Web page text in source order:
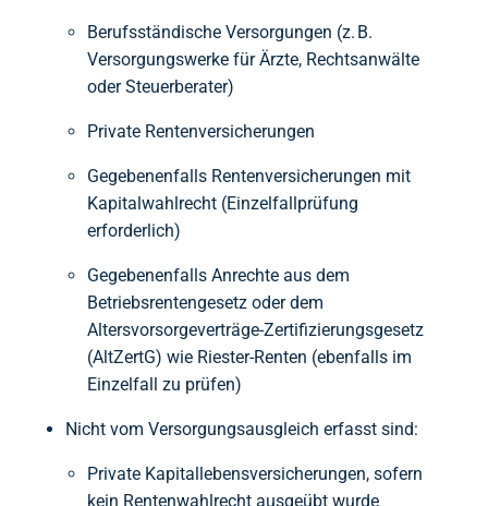
Berufsständische Versorgungen (z. B.
Versorgungswerke für Ärzte, Rechtsanwälte
oder Steuerberater)
Private Rentenversicherungen
Gegebenenfalls Rentenversicherungen mit
Kapitalwahlrecht (Einzelfallprüfung
erforderlich)
Gegebenenfalls Anrechte aus dem
Betriebsrentengesetz oder dem
Altersvorsorgeverträge-Zertifizierungsgesetz
(AltZertG) wie Riester-Renten (ebenfalls im
Einzelfall zu prüfen)
Nicht vom Versorgungsausgleich erfasst sind:
Private Kapitallebensversicherungen, sofern
kein Rentenwahlrecht ausgeübt wurde